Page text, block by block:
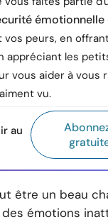
vos peurs, en
appréciant les
vous aider à vous
vu.
au
être un beau
émotions